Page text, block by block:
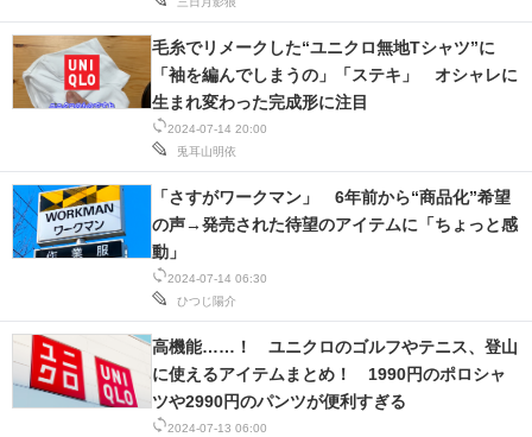
2024-07-14 20:00
兎耳山明依
毛糸でリメークした“ユニクロ無地Tシャツ”に
「袖を編んでしまうの」「ステキ」 オシャレに
生まれ変わった完成形に注目
2024-07-14 06:30
ひつじ陽介
「さすがワークマン」 6年前から“商品化”希望
の声→発売された待望のアイテムに「ちょっと感
動」
2024-07-13 06:00
高機能……！ ユニクロのゴルフやテニス、登山
に使えるアイテムまとめ！ 1990円のポロシャ
ツや2990円のパンツが便利すぎる